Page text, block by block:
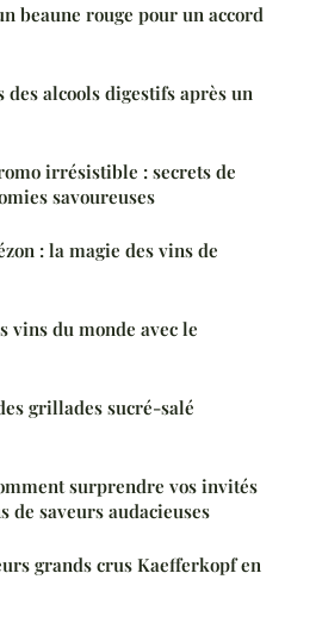
beaune rouge pour un accord
alcools digestifs après un
irrésistible : secrets de
savoureuses
: la magie des vins de
vins du monde avec le
grillades sucré-salé
surprendre vos invités
de saveurs audacieuses
grands crus Kaefferkopf en